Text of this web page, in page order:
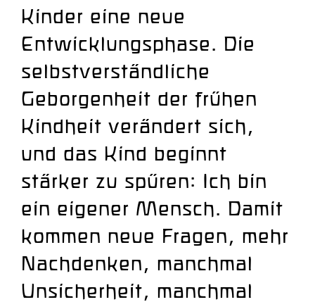
Kinder eine neue
Entwicklungsphase. Die
selbstverständliche
Geborgenheit der frühen
Kindheit verändert sich,
und das Kind beginnt
stärker zu spüren: Ich bin
ein eigener Mensch. Damit
kommen neue Fragen, mehr
Nachdenken, manchmal
Unsicherheit, manchmal